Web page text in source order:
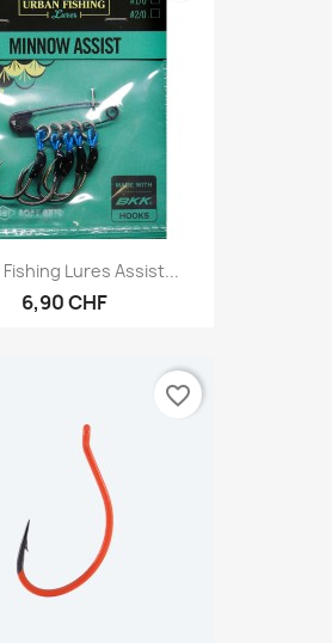
Lures Assist...
6,90 CHF
favorite_border